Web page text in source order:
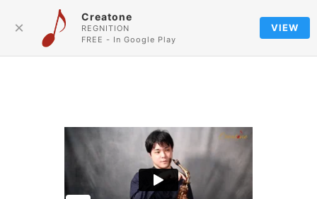
×
Creatone
REGNITION
FREE - In Google Play
VIEW